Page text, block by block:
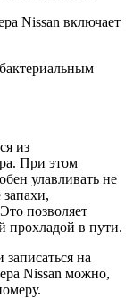
Nissan включает
из
При этом
улавливать не
позволяет
прохладой в пути.
на
Nissan можно,